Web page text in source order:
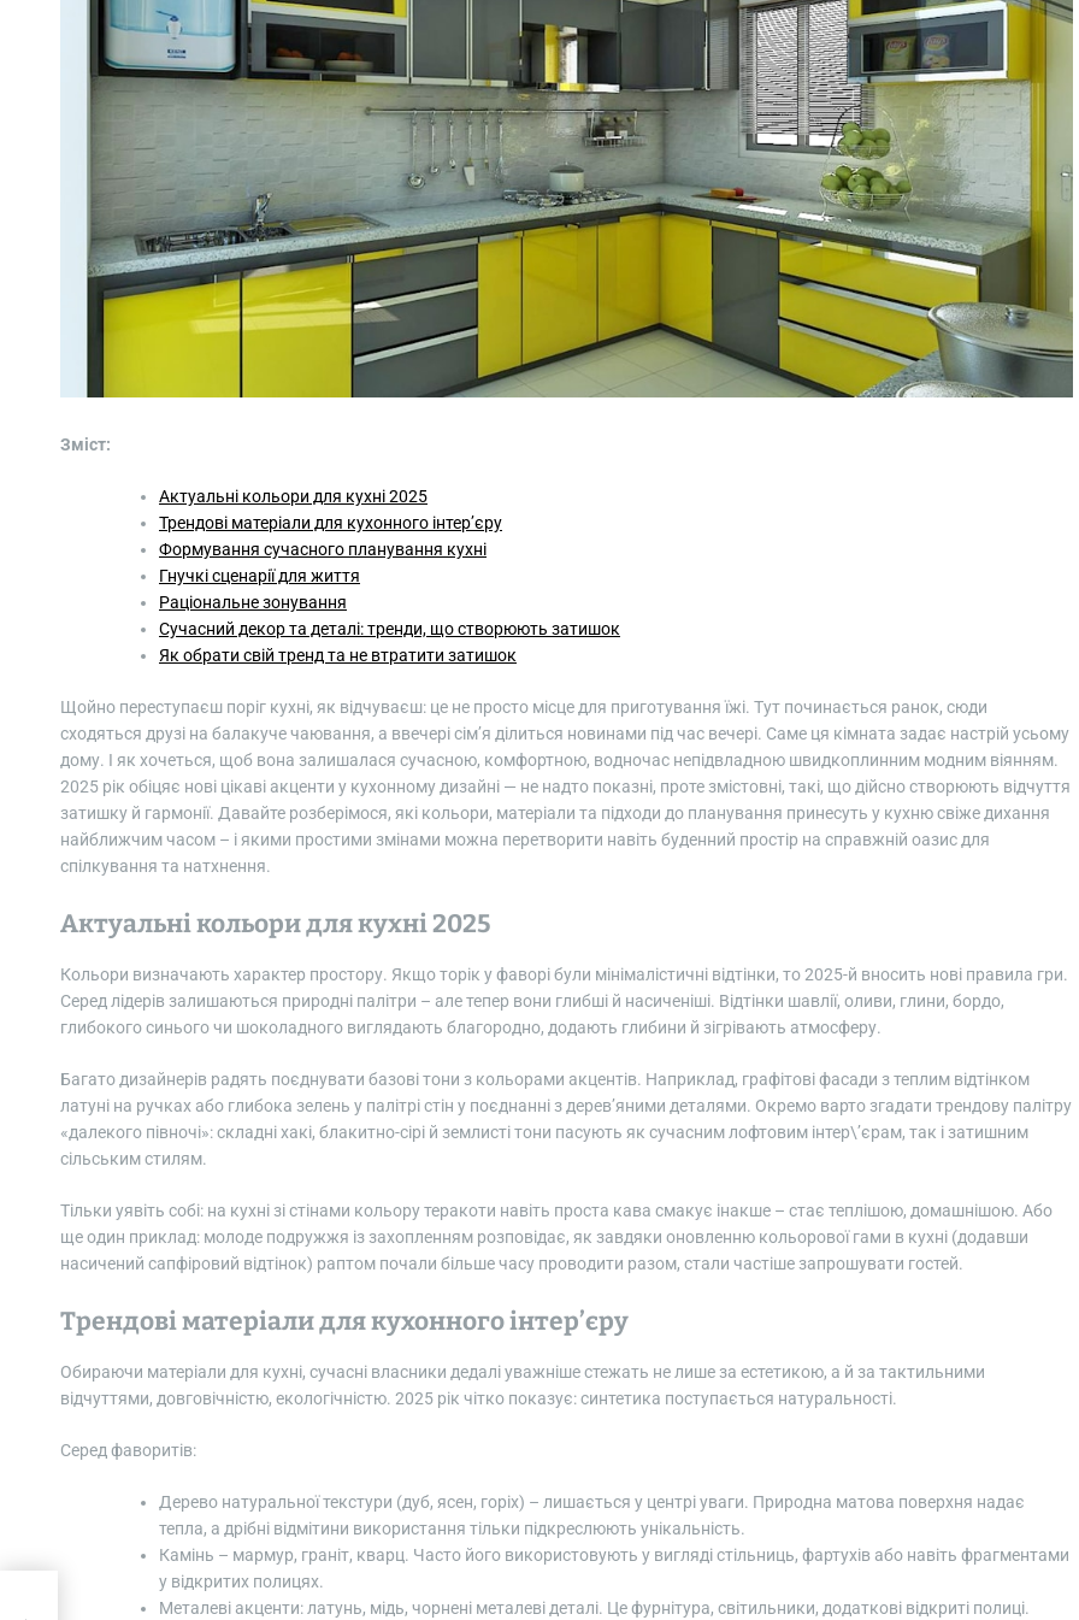
Зміст:
Актуальні кольори для кухні 2025
Трендові матеріали для кухонного інтер’єру
Формування сучасного планування кухні
Гнучкі сценарії для життя
Раціональне зонування
Сучасний декор та деталі: тренди, що створюють затишок
Як обрати свій тренд та не втратити затишок
Щойно переступаєш поріг кухні, як відчуваєш: це не просто місце для приготування їжі. Тут починається ранок, сюди
сходяться друзі на балакуче чаювання, а ввечері сім’я ділиться новинами під час вечері. Саме ця кімната задає настрій усьому
дому. І як хочеться, щоб вона залишалася сучасною, комфортною, водночас непідвладною швидкоплинним модним віянням.
2025 рік обіцяє нові цікаві акценти у кухонному дизайні — не надто показні, проте змістовні, такі, що дійсно створюють відчуття
затишку й гармонії. Давайте розберімося, які кольори, матеріали та підходи до планування принесуть у кухню свіже дихання
найближчим часом – і якими простими змінами можна перетворити навіть буденний простір на справжній оазис для
спілкування та натхнення.
Актуальні кольори для кухні 2025
Кольори визначають характер простору. Якщо торік у фаворі були мінімалістичні відтінки, то 2025-й вносить нові правила гри.
Серед лідерів залишаються природні палітри – але тепер вони глибші й насиченіші. Відтінки шавлії, оливи, глини, бордо,
глибокого синього чи шоколадного виглядають благородно, додають глибини й зігрівають атмосферу.
Багато дизайнерів радять поєднувати базові тони з кольорами акцентів. Наприклад, графітові фасади з теплим відтінком
латуні на ручках або глибока зелень у палітрі стін у поєднанні з дерев’яними деталями. Окремо варто згадати трендову палітру
«далекого півночі»: складні хакі, блакитно-сірі й землисті тони пасують як сучасним лофтовим інтер\’єрам, так і затишним
сільським стилям.
Тільки уявіть собі: на кухні зі стінами кольору теракоти навіть проста кава смакує інакше – стає теплішою, домашнішою. Або
ще один приклад: молоде подружжя із захопленням розповідає, як завдяки оновленню кольорової гами в кухні (додавши
насичений сапфіровий відтінок) раптом почали більше часу проводити разом, стали частіше запрошувати гостей.
Трендові матеріали для кухонного інтер’єру
Обираючи матеріали для кухні, сучасні власники дедалі уважніше стежать не лише за естетикою, а й за тактильними
відчуттями, довговічністю, екологічністю. 2025 рік чітко показує: синтетика поступається натуральності.
Серед фаворитів:
Дерево натуральної текстури (дуб, ясен, горіх) – лишається у центрі уваги. Природна матова поверхня надає
тепла, а дрібні відмітини використання тільки підкреслюють унікальність.
Камінь – мармур, граніт, кварц. Часто його використовують у вигляді стільниць, фартухів або навіть фрагментами
у відкритих полицях.
Металеві акценти: латунь, мідь, чорнені металеві деталі. Це фурнітура, світильники, додаткові відкриті полиці.